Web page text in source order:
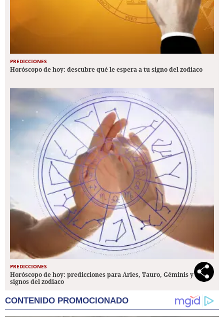
PREDICCIONES
Horóscopo de hoy: descubre qué le espera a tu signo del zodiaco
PREDICCIONES
Horóscopo de hoy: predicciones para Aries, Tauro, Géminis y los 12
signos del zodiaco
CONTENIDO PROMOCIONADO